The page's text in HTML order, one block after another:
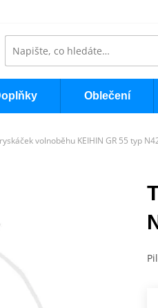
Oblečení
volnoběhu KEIHIN GR 55 typ